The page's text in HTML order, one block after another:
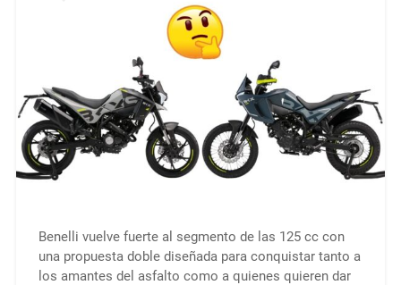
Benelli vuelve fuerte al segmento de las 125 cc con
una propuesta doble diseñada para conquistar tanto a
los amantes del asfalto como a quienes quieren dar